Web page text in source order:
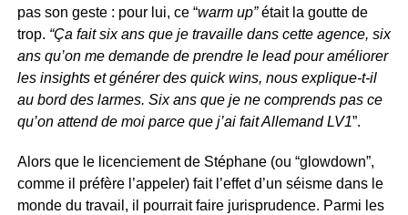
pas son geste : pour lui, ce “warm up”était la goutte de
trop. “Ça fait six ans que je travaille dans cette agence, six
ans qu’on me demande de prendre le lead pour améliorer
les insights et générer des quick wins, nous explique-t-il
au bord des larmes. Six ans que je ne comprends pas ce
qu’on attend de moi parce que j’ai fait Allemand LV1”.
Alors que le licenciement de Stéphane (ou “glowdown”,
comme il préfère l’appeler) fait l’effet d’un séisme dans le
monde du travail, il pourrait faire jurisprudence. Parmi les